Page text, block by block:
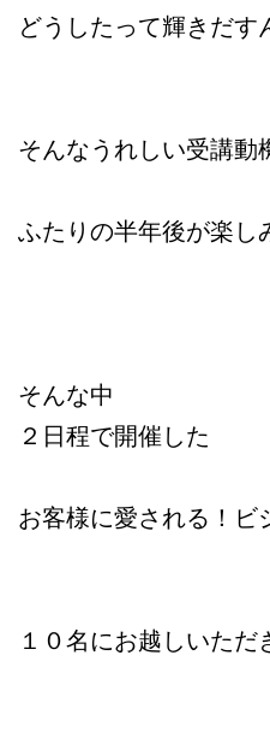
どうしたって輝きだす
そんなうれしい受講動
ふたりの半年後が楽し
そんな中
２日程で開催した
お客様に愛される！ビ
１０名にお越しいただ